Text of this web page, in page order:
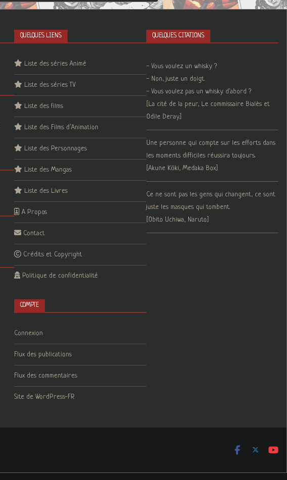
QUELQUES LIENS
Liste des séries Animé
Liste des séries TV
Liste des films
Liste des Films d’Animation
Liste des Personnages
Liste des Mangas
Liste des Livres
A Propos
Contact
Crédits et Copyright
Politique de confidentialité
COMPTE
Connexion
Flux des publications
Flux des commentaires
Site de WordPress-FR
QUELQUES CITATIONS
- Vous voulez un whisky ?
- Non, juste un doigt.
- Vous voulez pas un whisky d'abord ?
[La cité de la peur, Le commissaire Bialès et
Odile Deray.]
Une personne qui compte sur les efforts dans
les moments difficiles réussira toujours.
[Akune Kōki, Medaka Box]
Ce ne sont pas les gens qui changent, ce sont
juste les masques qui tombent.
[Obito Uchiwa, Naruto]